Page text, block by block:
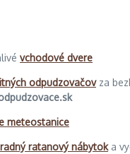
vchodové dvere
odpudzovačovza
meteostanice
ratanový nábytoka